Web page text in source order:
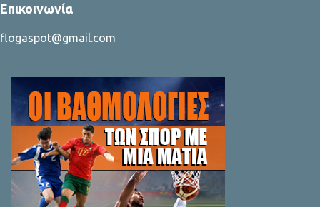
Επικοινωνία
flogaspot@gmail.com